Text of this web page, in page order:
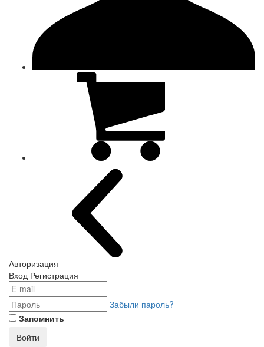
Авторизация
Вход Регистрация
Забыли пароль?
Запомнить
Войти